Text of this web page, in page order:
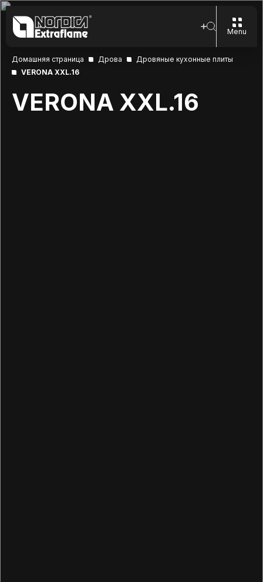
Menu
Домашняя страница Дрова
Дровяные кухонные плиты
VERONA XXL.16
VERONA XXL.16